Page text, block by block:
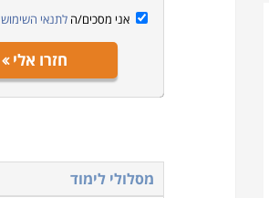
אני מסכים/הלתנאי השימוש
חזרו אלי
מסלולי לימוד